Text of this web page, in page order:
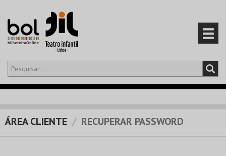
Olá,iniciar sessão
EVENTOS
ÁREA CLIENTE RECUPERAR PASSWORD